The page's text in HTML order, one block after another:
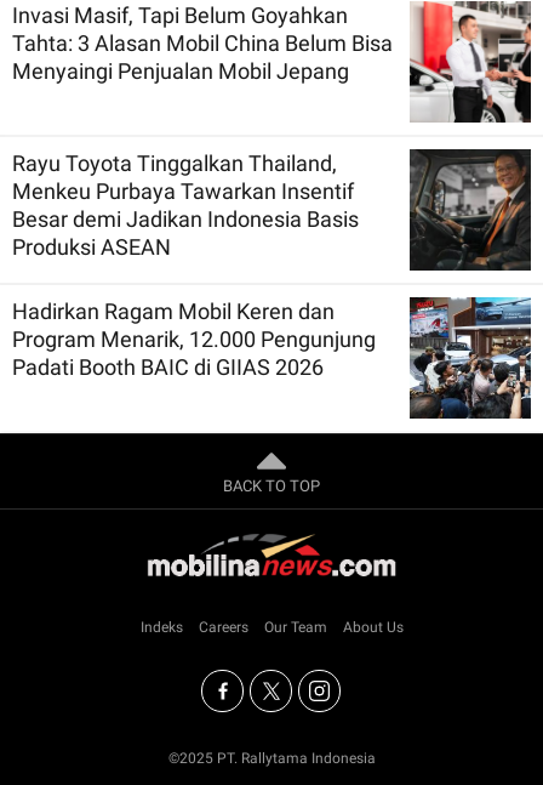
Invasi Masif, Tapi Belum Goyahkan
Tahta: 3 Alasan Mobil China Belum Bisa
Menyaingi Penjualan Mobil Jepang
Rayu Toyota Tinggalkan Thailand,
Menkeu Purbaya Tawarkan Insentif
Besar demi Jadikan Indonesia Basis
Produksi ASEAN
Hadirkan Ragam Mobil Keren dan
Program Menarik, 12.000 Pengunjung
Padati Booth BAIC di GIIAS 2026
BACK TO TOP
Indeks Careers Our Team About Us
©2025 PT. Rallytama Indonesia